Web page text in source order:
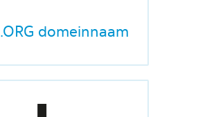
.ORG domeinnaam